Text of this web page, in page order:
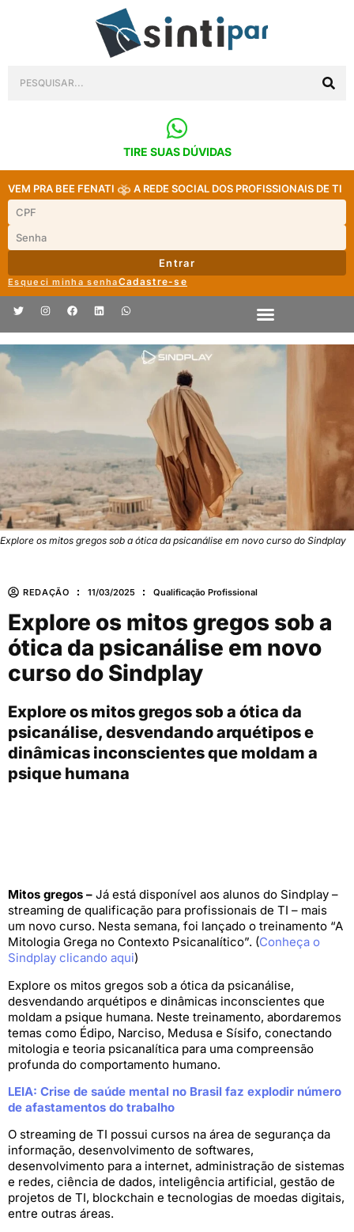
TIRE SUAS DÚVIDAS
VEM PRA BEE FENATI A REDE SOCIAL DOS PROFISSIONAIS DE TI
Entrar
Esqueci minha senhaCadastre-se
Explore os mitos gregos sob a ótica da psicanálise em novo curso do Sindplay
REDAÇÃO 11/03/2025 Qualificação Profissional
Explore os mitos gregos sob a
ótica da psicanálise em novo
curso do Sindplay
Explore os mitos gregos sob a ótica da
psicanálise, desvendando arquétipos e
dinâmicas inconscientes que moldam a
psique humana
Mitos gregos – Já está disponível aos alunos do Sindplay –
streaming de qualificação para profissionais de TI – mais
um novo curso. Nesta semana, foi lançado o treinamento “A
Mitologia Grega no Contexto Psicanalítico”. (Conheça o
Sindplay clicando aqui)
Explore os mitos gregos sob a ótica da psicanálise,
desvendando arquétipos e dinâmicas inconscientes que
moldam a psique humana. Neste treinamento, abordaremos
temas como Édipo, Narciso, Medusa e Sísifo, conectando
mitologia e teoria psicanalítica para uma compreensão
profunda do comportamento humano.
LEIA: Crise de saúde mental no Brasil faz explodir número
de afastamentos do trabalho
O streaming de TI possui cursos na área de segurança da
informação, desenvolvimento de softwares,
desenvolvimento para a internet, administração de sistemas
e redes, ciência de dados, inteligência artificial, gestão de
projetos de TI, blockchain e tecnologias de moedas digitais,
entre outras áreas.